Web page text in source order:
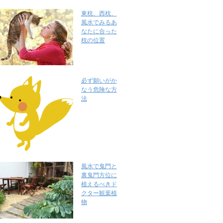
東枕、西枕、
風水でみるあ
なたに合った
枕の位置
必ず願いがか
なう危険な方
法
風水で鬼門と
裏鬼門方位に
植えるべきド
クター観葉植
物